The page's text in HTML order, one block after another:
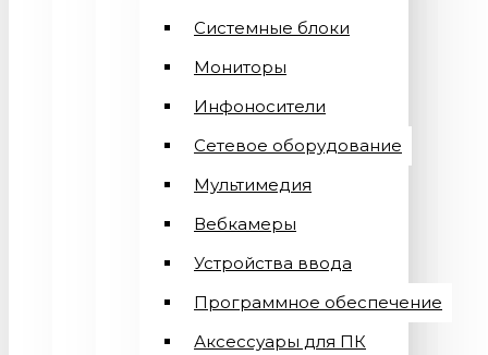
Системные блоки
Мониторы
Инфоносители
Сетевое оборудование
Мультимедия
Вебкамеры
Устройства ввода
Программное обеспечение
Аксессуары для ПК